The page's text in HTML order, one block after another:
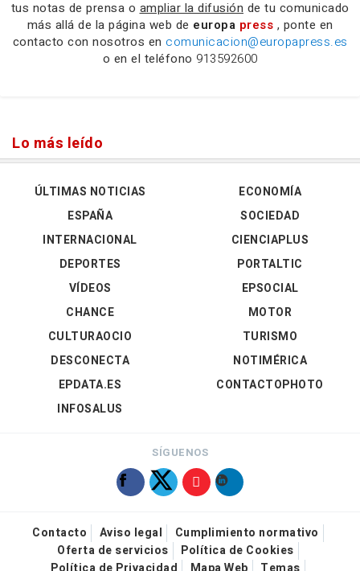
tus notas de prensa o ampliar la difusión de tu comunicado
más allá de la página web de europa press , ponte en
contacto con nosotros en comunicacion@europapress.es
o en el teléfono 913592600
Lo más leído
ÚLTIMAS NOTICIAS
ESPAÑA
INTERNACIONAL
DEPORTES
VÍDEOS
ECONOMÍA
SOCIEDAD
CIENCIAPLUS
PORTALTIC
EPSOCIAL
CHANCE
CULTURAOCIO
DESCONECTA
EPDATA.ES
INFOSALUS
MOTOR
TURISMO
NOTIMÉRICA
CONTACTOPHOTO
SÍGUENOS
Contacto Aviso legal
Cumplimiento normativo
Oferta de servicios
Política de Cookies